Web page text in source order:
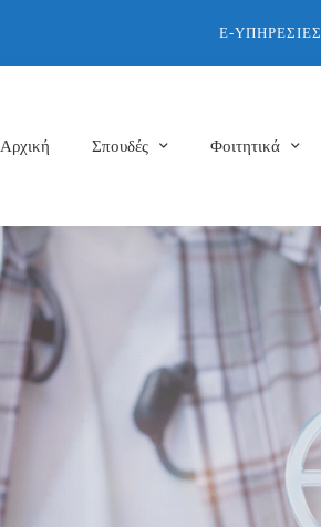
E-ΥΠΗΡΕΣΊΕΣ
Αρχική Σπουδές Φοιτητικά